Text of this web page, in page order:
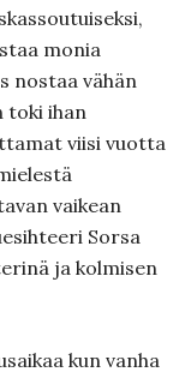
monia
nostaa vähän
toki ihan
viisi vuotta
vaikean
Sorsa
ja kolmisen
kun vanha